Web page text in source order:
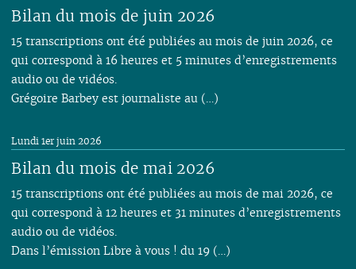
Bilan du mois de juin 2026
15 transcriptions ont été publiées au mois de juin 2026, ce
qui correspond à 16 heures et 5 minutes d’enregistrements
audio ou de vidéos.
Grégoire Barbey est journaliste au (…)
Bilan du mois de mai 2026
Lundi 1er juin 2026
15 transcriptions ont été publiées au mois de mai 2026, ce
qui correspond à 12 heures et 31 minutes d’enregistrements
audio ou de vidéos.
Dans l’émission Libre à vous ! du 19 (…)